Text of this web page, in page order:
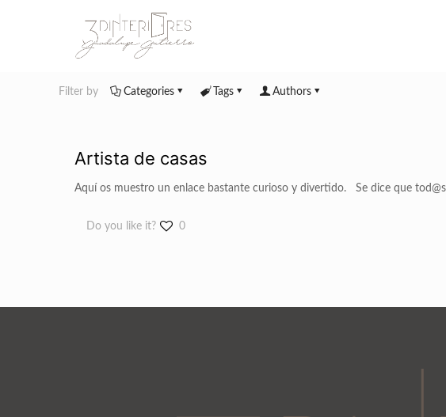
Filter by Categories Tags Authors
Artista de casas
Aquí os muestro un enlace bastante curioso y divertido. Se dice que
Do you like it? 0